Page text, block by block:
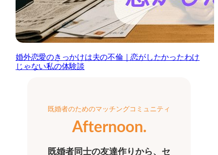
婚外恋愛のきっかけは夫の不倫｜恋がしたかったわけ
じゃない私の体験談
既婚者のためのマッチングコミュニティ
Afternoon.
既婚者同士の友達作りから、セ